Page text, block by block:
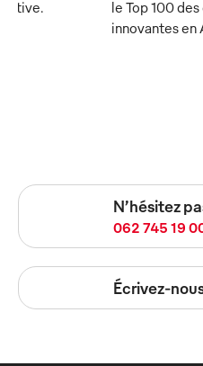
le Top 100
innovantes en
N’hésitez
062 745 19
Écrivez-